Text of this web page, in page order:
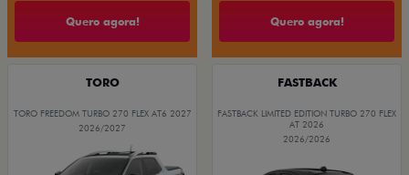
Quero agora! Quero agora!
TORO
TORO FREEDOM TURBO 270 FLEX AT6 2027
2026/2027
FASTBACK
FASTBACK LIMITED EDITION TURBO 270 FLEX
AT 2026
2026/2026